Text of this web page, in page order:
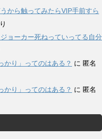
から触ってみたらVIP手前すら
ョーカー死ねっていってる自分
かり」ってのはある？ に 匿名
かり」ってのはある？ に 匿名